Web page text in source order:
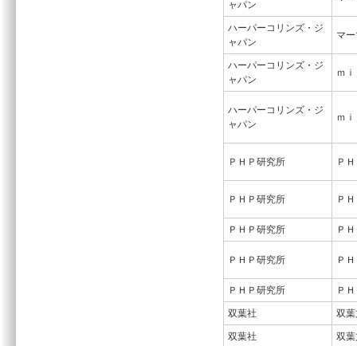
ャパン
ハーパーコリンズ・ジ
ャパン
マ
ハーパーコリンズ・ジ
ャパン
ｍ
ハーパーコリンズ・ジ
ャパン
ｍ
ＰＨＰ研究所 Ｐ
ＰＨＰ研究所 Ｐ
ＰＨＰ研究所 Ｐ
ＰＨＰ研究所 Ｐ
ＰＨＰ研究所 Ｐ
双葉社 双
双葉社 双